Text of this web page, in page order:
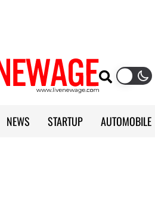
NEWS STARTUP AUTOMOBILE